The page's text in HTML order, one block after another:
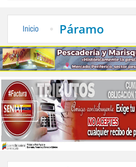
Inicio Páramo